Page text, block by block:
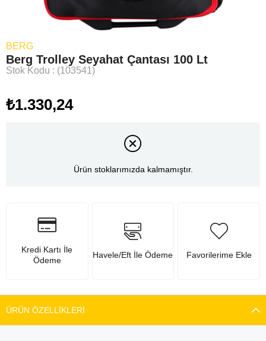
BERG
Berg Trolley Seyahat Çantası 100 Lt
Stok Kodu (103541)
₺1.330,24
Ürün stoklarımızda kalmamıştır.
Kredi Kartı İle
Ödeme
Havele/Eft İle Ödeme Favorilerime Ekle
ÜRÜN ÖZELLIKLERI